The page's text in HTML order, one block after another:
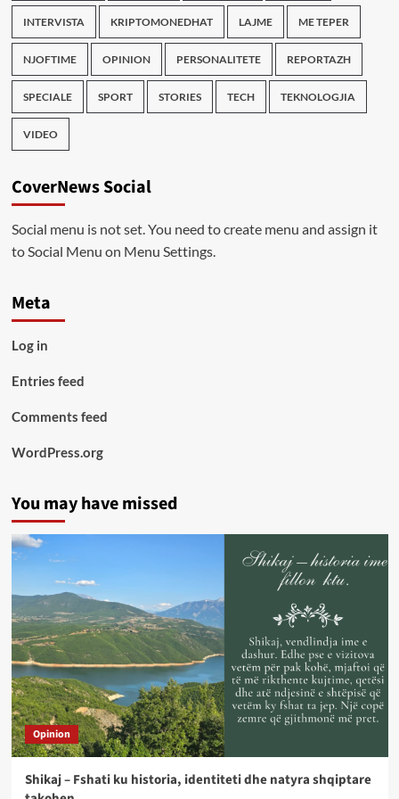
INTERVISTA KRIPTOMONEDHAT LAJME ME TEPER
NJOFTIME OPINION PERSONALITETE REPORTAZH
SPECIALE SPORT STORIES TECH TEKNOLOGJIA
VIDEO
CoverNews Social
Social menu is not set. You need to create menu and assign it
to Social Menu on Menu Settings.
Meta
Log in
Entries feed
Comments feed
WordPress.org
You may have missed
Opinion
Shikaj – Fshati ku historia, identiteti dhe natyra shqiptare